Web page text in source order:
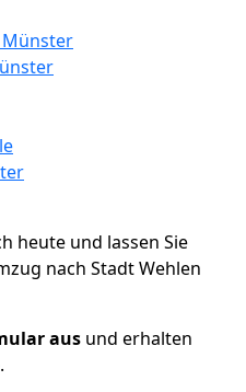
heute und lassen Sie
nach Stadt Wehlen
aus und erhalten